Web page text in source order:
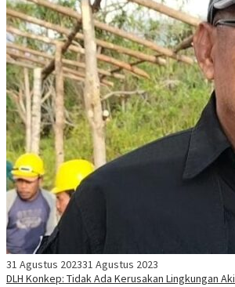
31 Agustus 202331 Agustus 2023
DLH Konkep: Tidak Ada Kerusakan Lingkungan